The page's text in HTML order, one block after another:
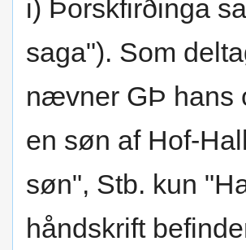
i) Þorskfirðinga
saga"). Som
nævner GÞ hans
en søn af Hof-
søn", Stb. kun
håndskrift